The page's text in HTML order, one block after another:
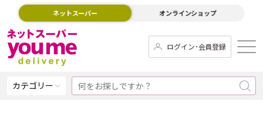
ネットスーパー オンラインショップ
ログイン･会員登録
カテゴリー